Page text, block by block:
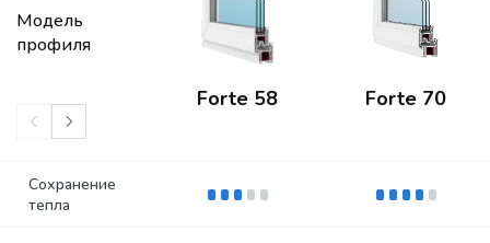
Модель
профиля
Forte 58 Forte 70
Сохранение
тепла